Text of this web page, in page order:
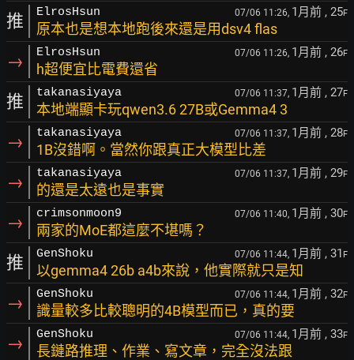
推 ElrosHsun 07/06 11:26, 1月前 , 25F
原本也是想本地跑後來還是用dsv4 flas
→ ElrosHsun 07/06 11:26, 1月前 , 26F
h超便宜比電費還省
推 takanasiyaya 07/06 11:37, 1月前 , 27F
本地端顯卡玩qwen3.6 27B或Gemma4 3
→ takanasiyaya 07/06 11:37, 1月前 , 28F
1B沒錯啊。當然你跟真正大模型比差
→ takanasiyaya 07/06 11:37, 1月前 , 29F
的還是太遠也是事實
→ crimsonmoon9 07/06 11:40, 1月前 , 30F
兩家的MoE都這麼不堪嗎？
推 GenShoku 07/06 11:44, 1月前 , 31 F
以gemma4 26b a4b來說，他實際就只是知
→ GenShoku 07/06 11:44, 1月前 , 32F
識量較多比較聰明的4B模型而已，真的要
→ GenShoku 07/06 11:44, 1月前 , 33F
長鏈路推理、作業、寫文章，完全沒法跟